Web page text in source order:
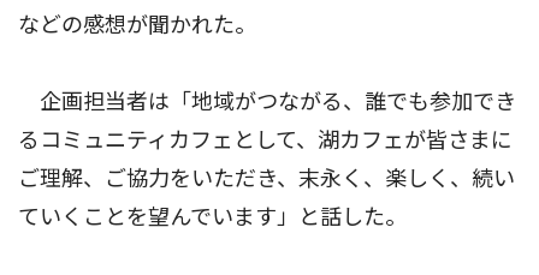
などの感想が聞かれた。
企画担当者は「地域がつながる、誰でも参加でき
るコミュニティカフェとして、湖カフェが皆さまに
ご理解、ご協力をいただき、末永く、楽しく、続い
ていくことを望んでいます」と話した。